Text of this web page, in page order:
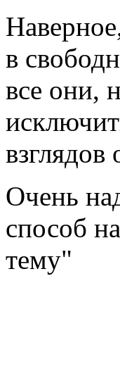
в
все они,
Очень
способ
тему"